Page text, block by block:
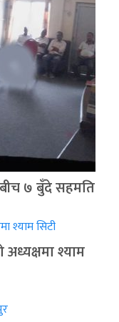
७ बुँदे सहमति
श्याम